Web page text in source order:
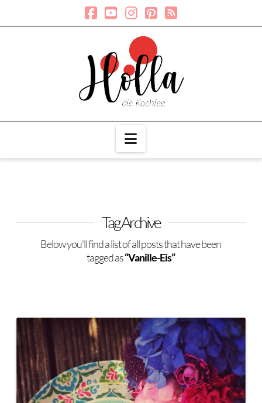
Navigation
Tag Archive
Below you'll find a list of all posts that have been
tagged as“Vanille-Eis”